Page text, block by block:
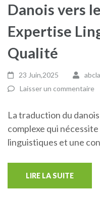
Danois vers
Expertise
Qualité
23 Juin,2025
Laisser un commentaire
La traduction du
complexe qui
linguistiques et une
LIRE LA SUITE